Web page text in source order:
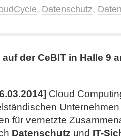
, Datenschutz,
der CeBIT in Halle 9
Cloud
für vernetzte
Datenschutz und IT-